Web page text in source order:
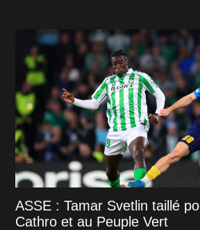
ASSE : Tamar Svetlin taillé
Cathro et au Peuple Vert